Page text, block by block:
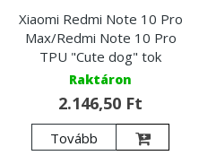
Xiaomi Redmi Note 10 Pro
Max/Redmi Note 10 Pro
TPU "Cute dog" tok
Raktáron
2.146,50 Ft
Tovább